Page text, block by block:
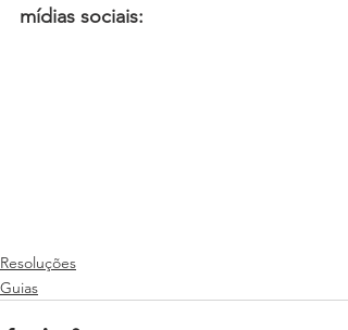
mídias sociais:
Resoluções
Guias